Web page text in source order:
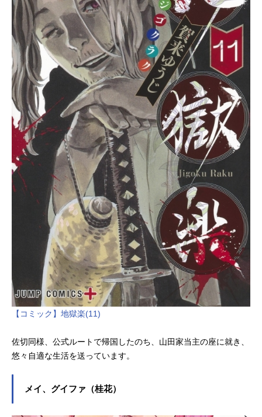
【コミック】地獄楽(11)
佐切同様、公式ルートで帰国したのち、山田家当主の座に就き、
悠々自適な生活を送っています。
メイ、グイファ（桂花）